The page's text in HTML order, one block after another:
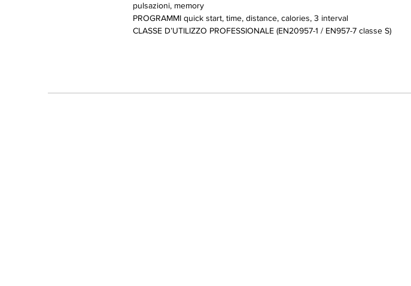
pulsazioni, memory
PROGRAMMI quick start, time, distance, calories, 3 interval
CLASSE D’UTILIZZO PROFESSIONALE (EN20957-1 / EN957-7 classe S)